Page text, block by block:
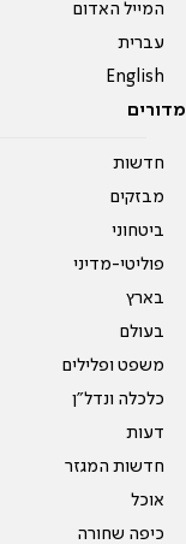
המייל האדום
עברית
English
מדורים
חדשות
מבזקים
ביטחוני
פוליטי-מדיני
בארץ
בעולם
משפט ופלילים
כלכלה ונדל"ן
דעות
חדשות המגזר
אוכל
כיפה שחורה